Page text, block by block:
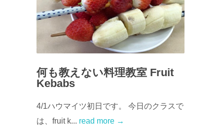
何も教えない料理教室 Fruit
Kebabs
4/1ハウマイツ初日です。 今日のクラスで
は、fruit k... read more →